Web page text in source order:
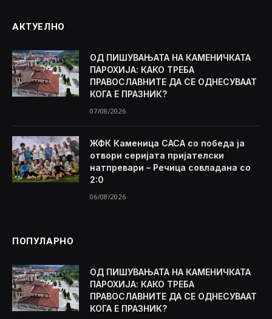
АКТУЕЛНО
ОД ПИШУВАЊАТА НА КАМЕНИЧКАТА
ПАРОХИЈА: КАКО ТРЕБА
ПРАВОСЛАВНИТЕ ДА СЕ ОДНЕСУВААТ
КОГА Е ПРАЗНИК?
07/08/2026
ЖФК Каменица САСА со победа ја
отвори серијата пријателски
натпревари – Речица совладана со
2:0
06/08/2026
ПОПУЛАРНО
ОД ПИШУВАЊАТА НА КАМЕНИЧКАТА
ПАРОХИЈА: КАКО ТРЕБА
ПРАВОСЛАВНИТЕ ДА СЕ ОДНЕСУВААТ
КОГА Е ПРАЗНИК?